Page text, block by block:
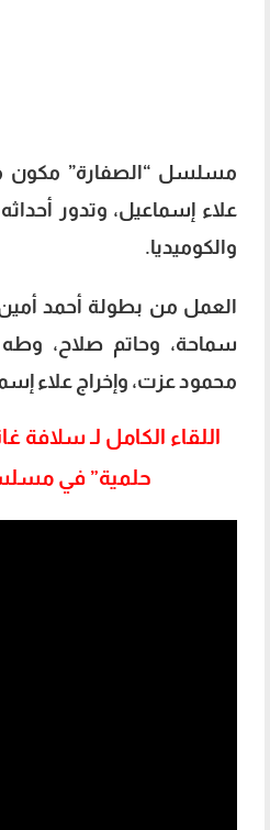
علاء إسماعيل، وتدور
والكوميديا.
العمل من بطولة أحمد أمين
سماحة، وحاتم صلاح،
محمود عزت، وإخراج علاء
اللقاء الكامل لـ
حلمية” في